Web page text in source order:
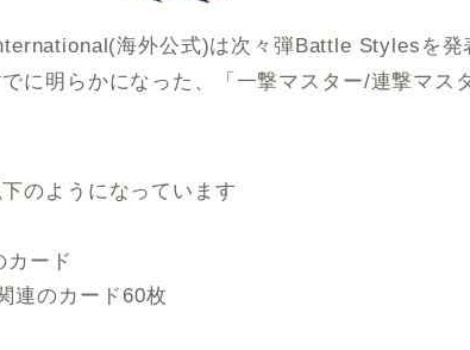
海外公式)は次々弾Battle Stylesを発
に明らかになった、「一撃マスター/連撃マス
のようになっています
カード
連のカード60枚